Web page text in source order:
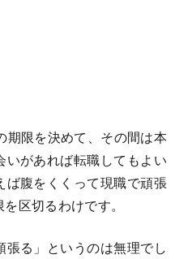
限を決めて、その間は本
があれば転職してもよい
ば腹をくくって現職で頑張
区切るわけです。
る」というのは無理でし